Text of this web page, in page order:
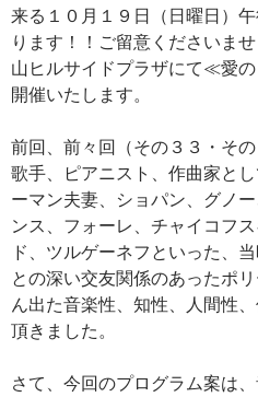
来る１０月１９日（日曜日）
ります！！ご留意くださいま
山ヒルサイドプラザにて≪愛
開催いたします。
前回、前々回（その３３・そ
歌手、ピアニスト、作曲家と
ーマン夫妻、ショパン、グノ
ンス、フォーレ、チャイコフ
ド、ツルゲーネフといった、
との深い交友関係のあったポ
ん出た音楽性、知性、人間性
頂きました。
さて、今回のプログラム案は